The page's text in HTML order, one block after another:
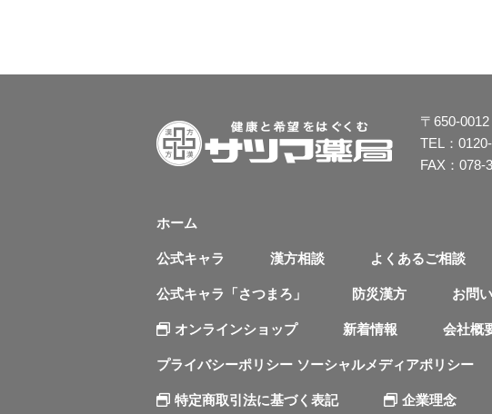
〒650-0012
TEL：
FAX：078-
ホーム
公式キャラ 漢方相談 よくあるご相談
公式キャラ「さつまろ」 防災漢方 お問
オンラインショップ 新着情報 会社概
プライバシーポリシー ソーシャルメディアポリシー
特定商取引法に基づく表記 企業理念